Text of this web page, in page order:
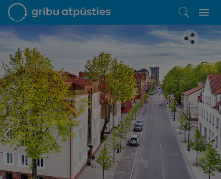
Iepatikās šis piedāvājums?
Līdz brīnišķīgai atpūtai atlikuši tikai daži soļi
PĒRKU